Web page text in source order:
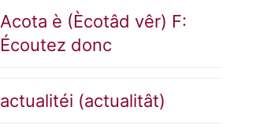
Acota è (Ècotâd vêr) F:
Écoutez donc
actualitéi (actualitât)